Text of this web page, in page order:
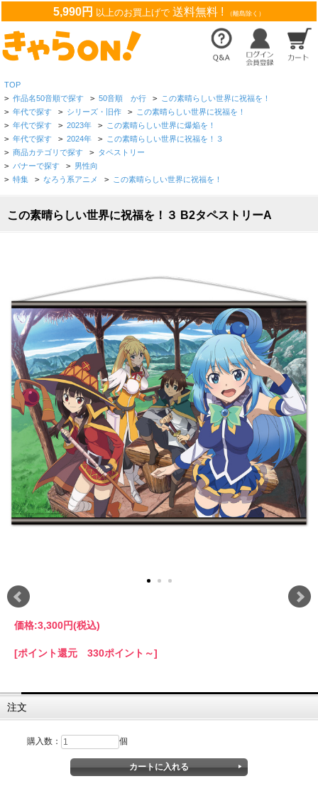
5,990円 以上のお買上げで 送料無料 ! （離島除く）
TOP
> 作品名50音順で探す > 50音順 か行 > この素晴らしい世界に祝福を！
> 年代で探す > シリーズ・旧作 > この素晴らしい世界に祝福を！
> 年代で探す > 2023年 > この素晴らしい世界に爆焔を！
> 年代で探す > 2024年 > この素晴らしい世界に祝福を！３
> 商品カテゴリで探す > タペストリー
> バナーで探す > 男性向
> 特集 > なろう系アニメ > この素晴らしい世界に祝福を！
この素晴らしい世界に祝福を！３ B2タペストリーA
価格:3,300円(税込)
[ポイント還元 330ポイント～]
注文
購入数： 個